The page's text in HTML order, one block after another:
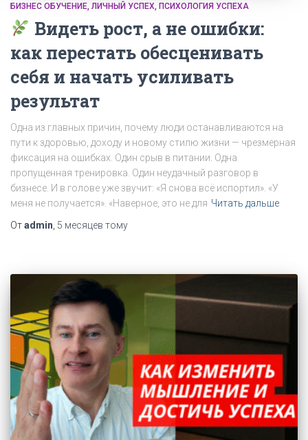
БИЗНЕС ОБУЧЕНИЕ ЛИЧНЫЙ УСПЕХ ПСИХОЛОГИЯ УСПЕХА
Видеть рост, а не ошибки:
как перестать обесценивать
себя и начать усиливать
результат
Одна из главных причин, почему люди останавливаются на
пути к здоровью, доходу и новому стилю жизни — чрезмерная
фиксация на ошибках. Один срыв в питании. Одна
пропущенная тренировка. Один неудачный разговор в
бизнесе. И в голове уже звучит: «Я снова всё испортил». «У
меня не получается». «Наверное, это не для Читать дальше
Отadmin 5 месяцев тому